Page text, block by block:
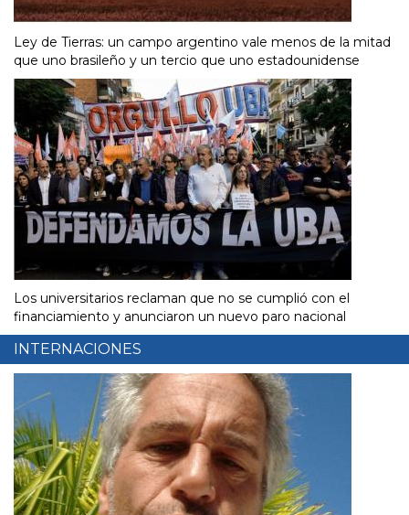
Ley de Tierras: un campo argentino vale menos de la mitad
que uno brasileño y un tercio que uno estadounidense
Los universitarios reclaman que no se cumplió con el
financiamiento y anunciaron un nuevo paro nacional
INTERNACIONES